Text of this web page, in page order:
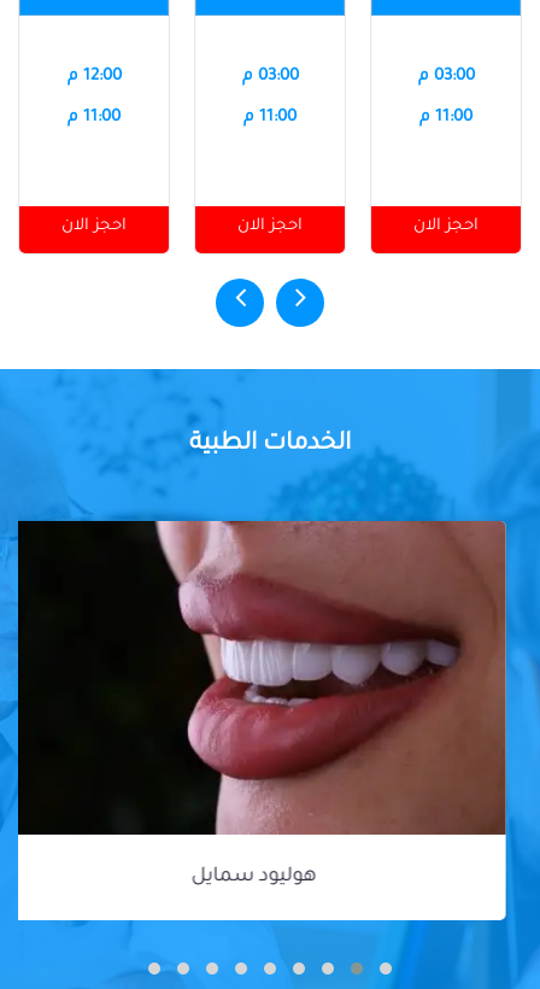
03:00 م
11:00 م
احجز الان
03:00 م
11:00 م
احجز الان
12:00 م
11:00 م
احجز الان
الخدمات الطبية
هوليود سمايل